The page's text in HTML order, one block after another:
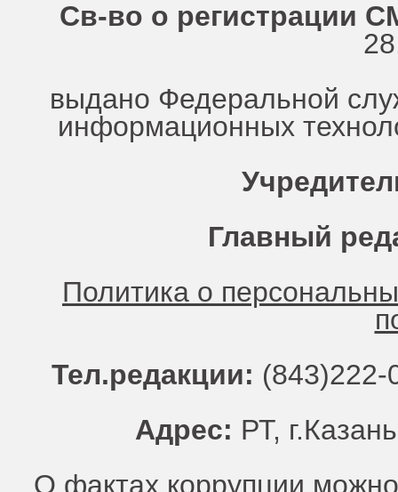
Св-во о регистрации
выдано Федеральной
информационных
Главный
Политика о
Тел.редакции:
Адрес: РТ,
О фактах коррупции